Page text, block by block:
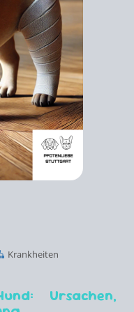
Krankheiten
Ursachen,